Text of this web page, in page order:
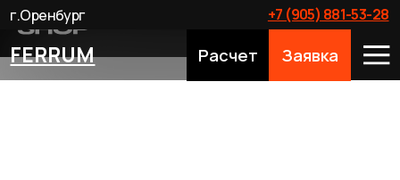
FERRUM Расчет Заявка
+7 (905) 881-53-28
г.Оренбург